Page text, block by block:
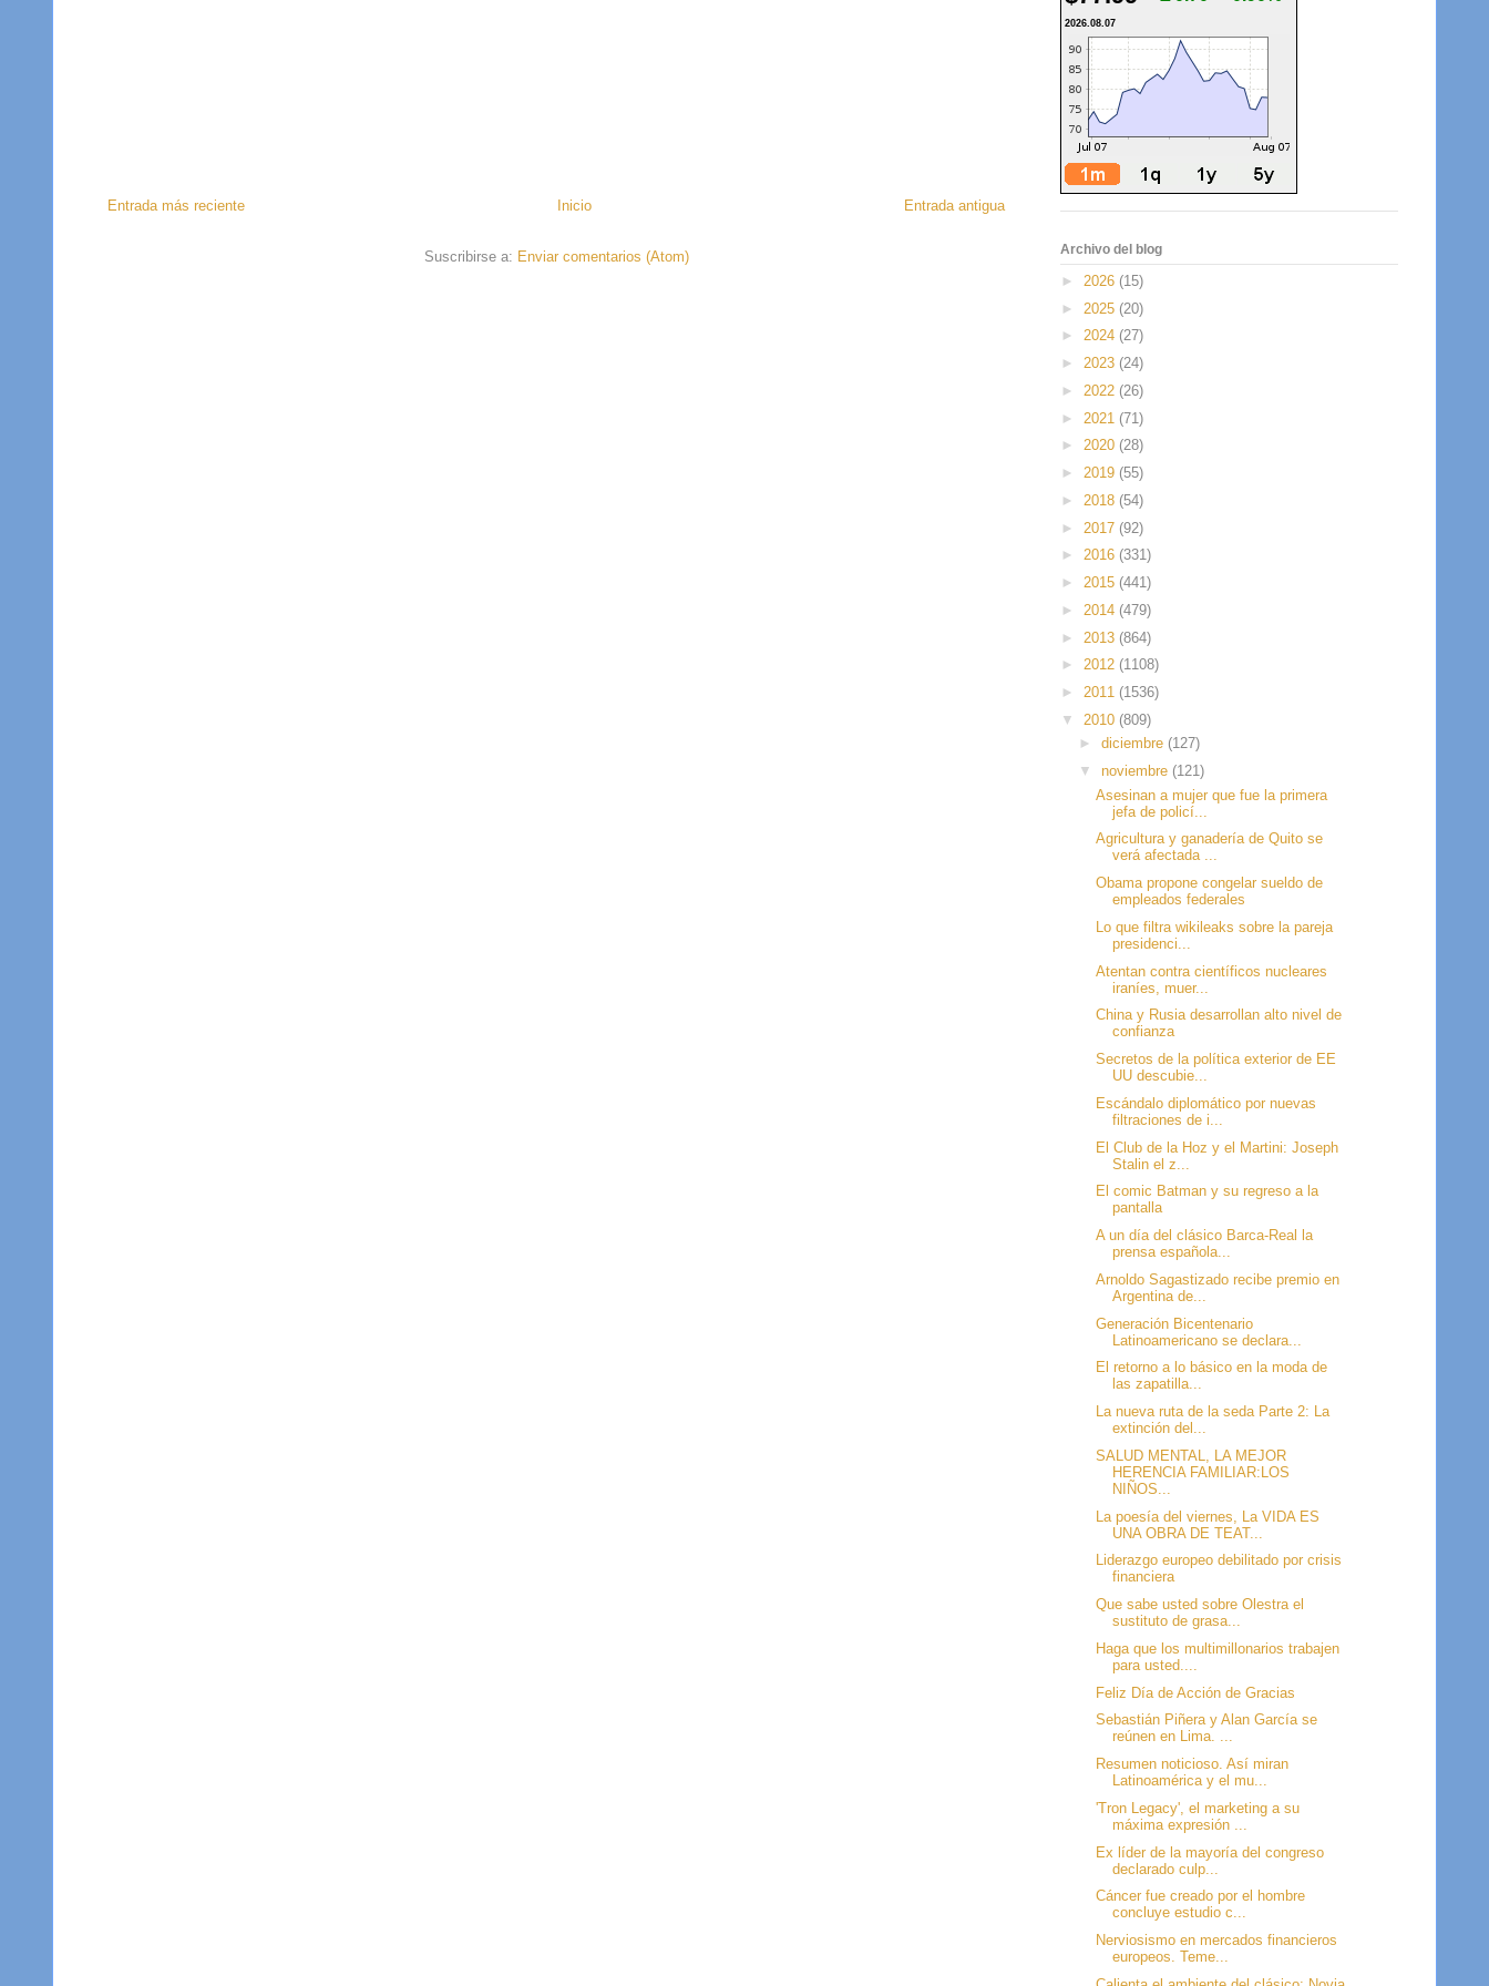
Entrada más reciente Entrada antigua
Inicio
Suscribirse a: Enviar comentarios (Atom)
2026.08.07
Archivo del blog
► 2026 (15)
► 2025 (20)
► 2024 (27)
► 2023 (24)
► 2022 (26)
► 2021 (71)
► 2020 (28)
► 2019 (55)
► 2018 (54)
► 2017 (92)
► 2016 (331)
► 2015 (441)
► 2014 (479)
► 2013 (864)
► 2012 (1108)
► 2011 (1536)
▼ 2010 (809)
► diciembre (127)
▼ noviembre (121)
Asesinan a mujer que fue la primera
jefa de policí...
Agricultura y ganadería de Quito se
verá afectada ...
Obama propone congelar sueldo de
empleados federales
Lo que filtra wikileaks sobre la pareja
presidenci...
Atentan contra científicos nucleares
iraníes, muer...
China y Rusia desarrollan alto nivel de
confianza
Secretos de la política exterior de EE
UU descubie...
Escándalo diplomático por nuevas
filtraciones de i...
El Club de la Hoz y el Martini: Joseph
Stalin el z...
El comic Batman y su regreso a la
pantalla
A un día del clásico Barca-Real la
prensa española...
Arnoldo Sagastizado recibe premio en
Argentina de...
Generación Bicentenario
Latinoamericano se declara...
El retorno a lo básico en la moda de
las zapatilla...
La nueva ruta de la seda Parte 2: La
extinción del...
SALUD MENTAL, LA MEJOR
HERENCIA FAMILIAR:LOS
NIÑOS...
La poesía del viernes, La VIDA ES
UNA OBRA DE TEAT...
Liderazgo europeo debilitado por crisis
financiera
Que sabe usted sobre Olestra el
sustituto de grasa...
Haga que los multimillonarios trabajen
para usted....
Feliz Día de Acción de Gracias
Sebastián Piñera y Alan García se
reúnen en Lima. ...
Resumen noticioso. Así miran
Latinoamérica y el mu...
'Tron Legacy', el marketing a su
máxima expresión ...
Ex líder de la mayoría del congreso
declarado culp...
Cáncer fue creado por el hombre
concluye estudio c...
Nerviosismo en mercados financieros
europeos. Teme...